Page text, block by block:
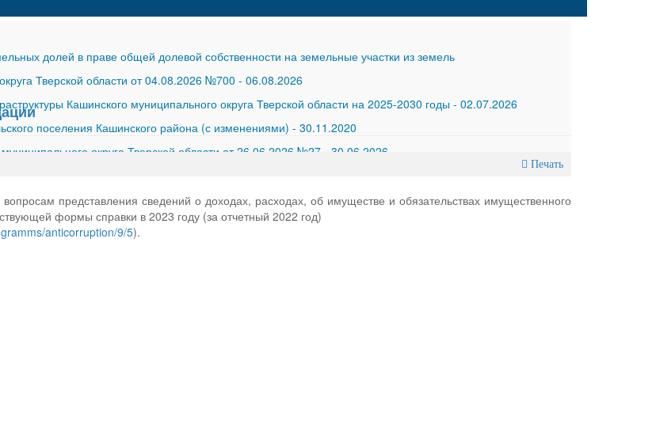
долей в праве общей долевой собственности на земельные участки из земель
Тверской области от 04.08.2026 №700 - 06.08.2026
Кашинского муниципального округа Тверской области на 2025-2030 годы - 02.07.2026
поселения Кашинского района (с изменениями) - 30.11.2020
округа Тверской области от 26.06.2026 №27
30.06.2026
Печать
представления сведений о доходах, расходах, об имуществе и обязательствах имущественного
формы справки в 2023 году (за отчетный 2022 год)
anticorruption/9/5).